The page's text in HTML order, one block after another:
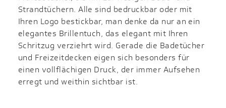
Strandtüchern. Alle sind bedruckbar oder mit
Ihren Logo bestickbar, man denke da nur an ein
elegantes Brillentuch, das elegant mit Ihren
Schritzug verziehrt wird. Gerade die Badetücher
und Freizeitdecken eigen sich besonders für
einen vollflächigen Druck, der immer Aufsehen
erregt und weithin sichtbar ist.